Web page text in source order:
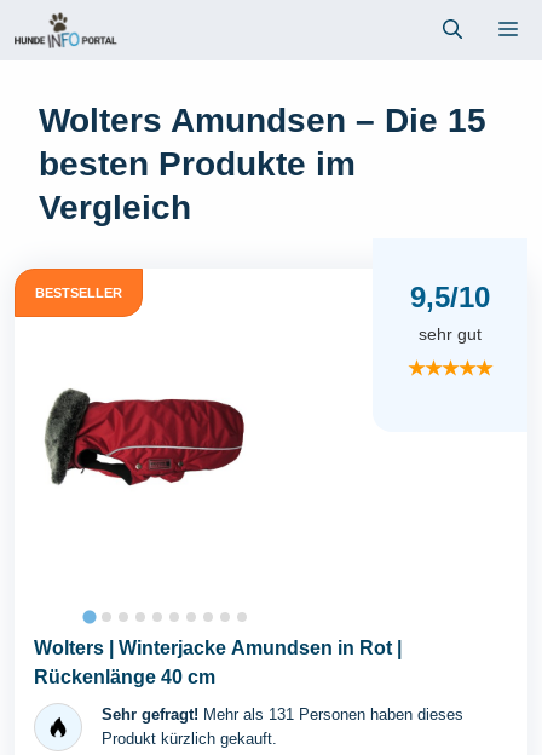
Inhalt
Wolters Amundsen – Die 15
besten Produkte im
Vergleich
BESTSELLER 9,5/10
sehr gut
★★★★★
Wolters | Winterjacke Amundsen in Rot |
Rückenlänge 40 cm
Sehr gefragt! Mehr als 131 Personen haben dieses
Produkt kürzlich gekauft.